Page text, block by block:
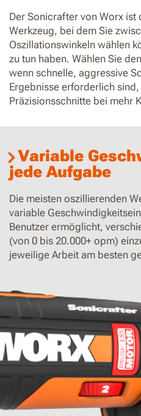
Der Sonicrafter von Worx
Werkzeug, bei dem Sie
Oszillationswinkeln wählen
zu tun haben. Wählen Sie
wenn schnelle, aggressive
Ergebnisse erforderlich
Präzisionsschnitte bei mehr
Variable
jede Aufgabe
Die meisten oszillierenden
variable
Benutzer ermöglicht,
(von 0 bis 20.000+ opm)
jeweilige Arbeit am besten